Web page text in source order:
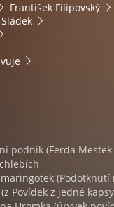
František Filipovský
podnik (Ferda
Povídek z jedné